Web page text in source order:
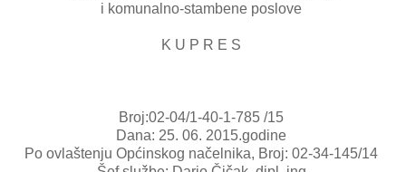
i komunalno-stambene poslove
K U P R E S
Broj:02-04/1-40-1-785 /15
Dana: 25. 06. 2015.godine
Po ovlaštenju Općinskog načelnika, Broj: 02-34-145/14